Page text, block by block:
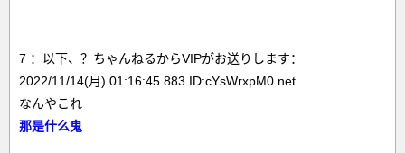
7 ：以下、？ちゃんねるからVIPがお送りします：
2022/11/14(月) 01:16:45.883 ID:cYsWrxpM0.net
なんやこれ
那是什么鬼